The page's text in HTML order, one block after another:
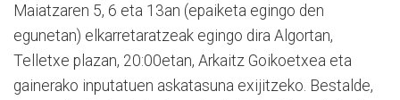
Maiatzaren 5, 6 eta 13an (epaiketa egingo den
egunetan) elkarretaratzeak egingo dira Algortan,
Telletxe plazan, 20:00etan, Arkaitz Goikoetxea eta
gainerako inputatuen askatasuna exijitzeko. Bestalde,